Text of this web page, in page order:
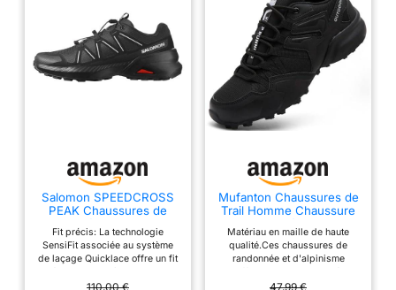
Salomon SPEEDCROSS
PEAK Chaussures de
Fit précis: La technologie
SensiFit associée au système
de laçage Quicklace offre un fit
en un instant. Protection tout-
110,00 €
Mufanton Chaussures de
Trail Homme Chaussure
Outdoor Fitness
Chaussures de Marche
Outdoor Respirantes
Matériau en maille de haute
qualité.Ces chaussures de
randonnée et d'alpinisme
optimale. la semelle texturée de
47,99 €